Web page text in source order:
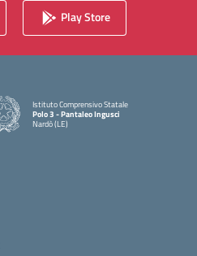
Play Store
Istituto Comprensivo Statale
Polo 3 - Pantaleo Ingusci
Nardò (LE)